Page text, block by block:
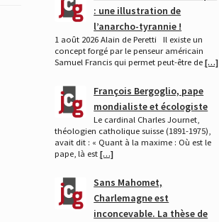
: une illustration de
l’anarcho-tyrannie !
1 août 2026 Alain de Peretti Il existe un
concept forgé par le penseur américain
Samuel Francis qui permet peut-être de […]
François Bergoglio, pape
mondialiste et écologiste
Le cardinal Charles Journet,
théologien catholique suisse (1891-1975),
avait dit : « Quant à la maxime : Où est le
pape, là est […]
Sans Mahomet,
Charlemagne est
inconcevable. La thèse de